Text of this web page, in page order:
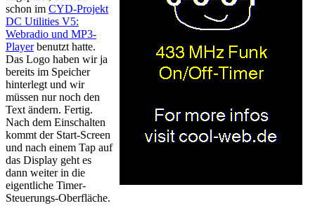
schon im CYD-Projekt
DC Utilities V5:
Webradio und MP3-
Playerbenutzt hatte.
Das Logo haben wir ja
bereits im Speicher
hinterlegt und wir
müssen nur noch den
Text ändern. Fertig.
Nach dem Einschalten
kommt der Start-Screen
und nach einem Tap auf
das Display geht es
dann weiter in die
eigentliche Timer-
Steuerungs-Oberfläche.